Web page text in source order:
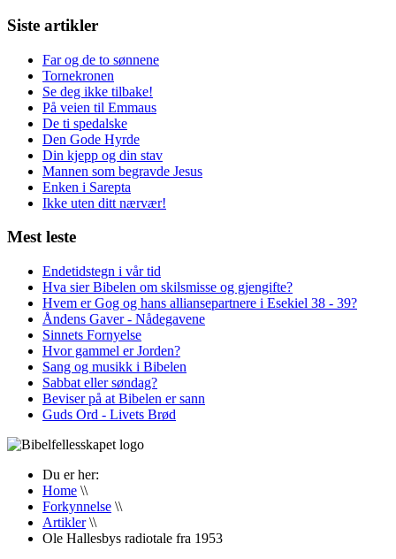
Siste artikler
Far og de to sønnene
Tornekronen
Se deg ikke tilbake!
På veien til Emmaus
De ti spedalske
Den Gode Hyrde
Din kjepp og din stav
Mannen som begravde Jesus
Enken i Sarepta
Ikke uten ditt nærvær!
Mest leste
Endetidstegn i vår tid
Hva sier Bibelen om skilsmisse og gjengifte?
Hvem er Gog og hans alliansepartnere i Esekiel 38 - 39?
Åndens Gaver - Nådegavene
Sinnets Fornyelse
Hvor gammel er Jorden?
Sang og musikk i Bibelen
Sabbat eller søndag?
Beviser på at Bibelen er sann
Guds Ord - Livets Brød
Du er her:
Home \\
Forkynnelse \\
Artikler \\
Ole Hallesbys radiotale fra 1953